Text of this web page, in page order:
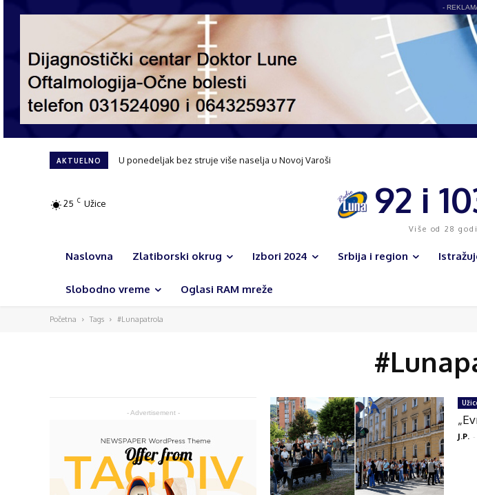
-
AKTUELNO U ponedeljak bez struje više naselja u Novoj Varoši
Čajetina bez letnje pauze: Gasifikacija, nova infrastruktura i veliki sportski
25 C Užice 92 i
Više od 28
Naslovna Zlatiborski okrug Izbori 2024 Srbija i region
Slobodno vreme Oglasi RAM mreže
Početna Tags #Lunapatrola
- Advertisement -
J.P. -